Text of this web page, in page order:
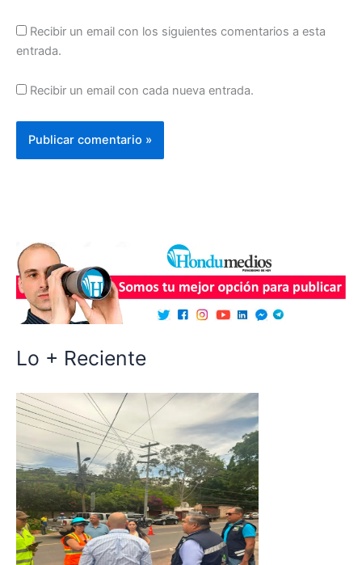
Recibir un email con los siguientes comentarios a esta
entrada.
Recibir un email con cada nueva entrada.
Lo + Reciente